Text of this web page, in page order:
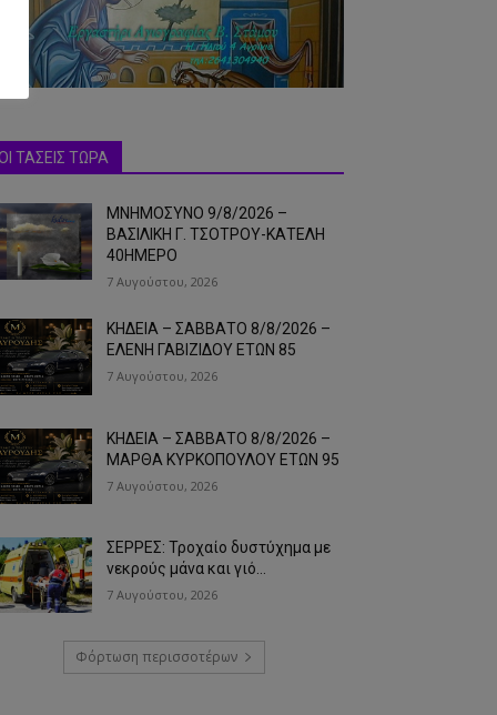
ΤΑΣΕΙΣ ΤΩΡΑ
ΜΝΗΜΟΣΥΝΟ 9/8/2026 –
ΒΑΣΙΛΙΚΗ Γ. ΤΣΟΤΡΟΥ-ΚΑΤΕΛΗ
40ΗΜΕΡΟ
7 Αυγούστου, 2026
ΚΗΔΕΙΑ – ΣΑΒΒΑΤΟ 8/8/2026 –
ΕΛΕΝΗ ΓΑΒΙΖΙΔΟΥ ΕΤΩΝ 85
7 Αυγούστου, 2026
ΚΗΔΕΙΑ – ΣΑΒΒΑΤΟ 8/8/2026 –
ΜΑΡΘΑ ΚΥΡΚΟΠΟΥΛΟΥ ΕΤΩΝ 95
7 Αυγούστου, 2026
ΣΕΡΡΕΣ: Τροχαίο δυστύχημα με
νεκρούς μάνα και γιό…
7 Αυγούστου, 2026
Φόρτωση περισσοτέρων